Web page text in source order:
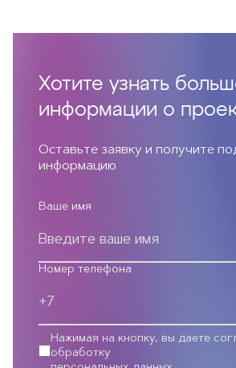
Хотите узнать
информации о
Оставьте заявку и получите
информацию
Ваше имя
Номер телефона